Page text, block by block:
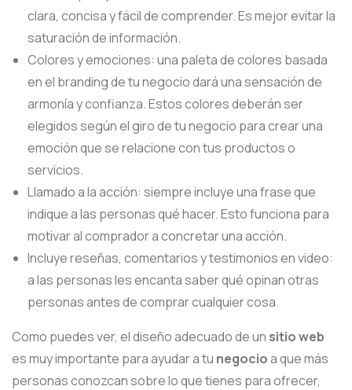
clara, concisa y fácil de comprender. Es mejor evitar la
saturación de información.
Colores y emociones: una paleta de colores basada
en el branding de tu negocio dará una sensación de
armonía y confianza. Estos colores deberán ser
elegidos según el giro de tu negocio para crear una
emoción que se relacione con tus productos o
servicios.
Llamado a la acción: siempre incluye una frase que
indique a las personas qué hacer. Esto funciona para
motivar al comprador a concretar una acción.
Incluye reseñas, comentarios y testimonios en video:
a las personas les encanta saber qué opinan otras
personas antes de comprar cualquier cosa.
Como puedes ver, el diseño adecuado de un sitio web
es muy importante para ayudar a tu negocioa que más
personas conozcan sobre lo que tienes para ofrecer,